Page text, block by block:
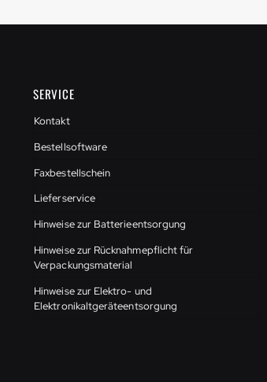
SERVICE
Kontakt
Bestellsoftware
Faxbestellschein
Lieferservice
Hinweise zur Batterieentsorgung
Hinweise zur Rücknahmepflicht für
Verpackungsmaterial
Hinweise zur Elektro- und
Elektronikaltgeräteentsorgung